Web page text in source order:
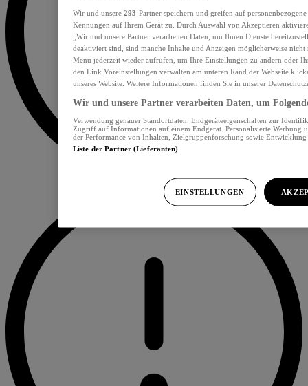
Wir und unsere 293-Partner speichern und greifen auf
Kennungen auf Ihrem Gerät zu. Durch Auswahl von Akzeptieren
„Wir und unsere Partner verarbeiten Daten, um Ihnen Dienste
deaktiviert sind, sind manche Inhalte und Anzeigen möglicherweise nicht
Menü jederzeit wieder aufrufen, um Ihre Einstellungen zu ändern oder
den Link Voreinstellungen verwalten am unteren Rand der Webseite
unseres Website. Weitere Informationen finden Sie in unserer
Wir und unsere Partner verarbeiten Daten, um
Verwendung genauer Standortdaten. Endgeräteeigenschaften zur
Zugriff auf Informationen auf einem Endgerät. Personalisierte Werbung
der Performance von Inhalten, Zielgruppenforschung sowie
Liste der Partner (Lieferanten)
EINSTELLUNGEN